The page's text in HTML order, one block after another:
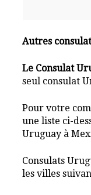
Autres
Le Consulat
seul consulat
Pour votre
une liste ci-
Uruguay à
Consulats
les villes